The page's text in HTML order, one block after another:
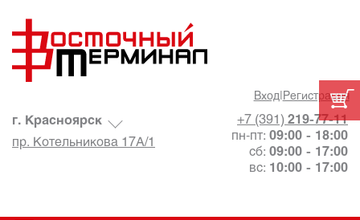
Вход| Регистрация
+7 (391) 219-77-11
пн-пт: 09:00 - 18:00
сб: 09:00 - 17:00
вс: 10:00 - 17:00
г. Красноярск
пр. Котельникова 17А/1